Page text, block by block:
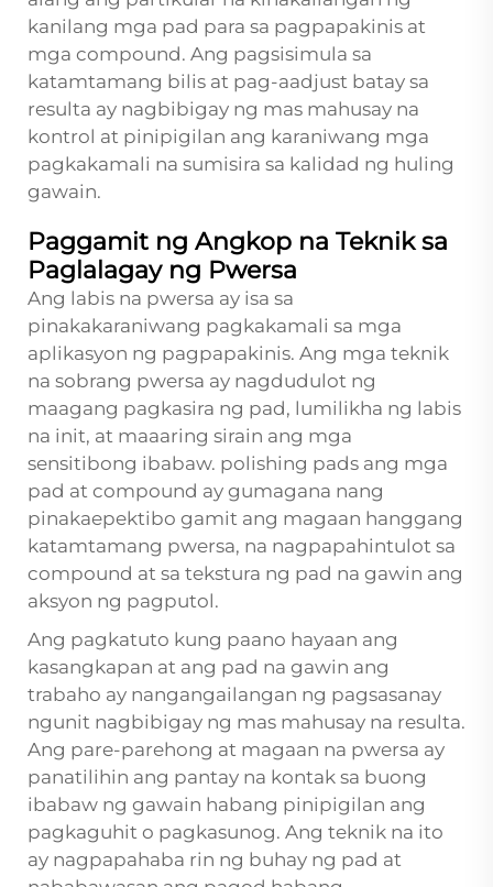
kanilang mga pad para sa pagpapakinis at
mga compound. Ang pagsisimula sa
katamtamang bilis at pag-aadjust batay sa
resulta ay nagbibigay ng mas mahusay na
kontrol at pinipigilan ang karaniwang mga
pagkakamali na sumisira sa kalidad ng huling
gawain.
Paggamit ng Angkop na Teknik sa
Paglalagay ng Pwersa
Ang labis na pwersa ay isa sa
pinakakaraniwang pagkakamali sa mga
aplikasyon ng pagpapakinis. Ang mga teknik
na sobrang pwersa ay nagdudulot ng
maagang pagkasira ng pad, lumilikha ng labis
na init, at maaaring sirain ang mga
sensitibong ibabaw. polishing pads ang mga
pad at compound ay gumagana nang
pinakaepektibo gamit ang magaan hanggang
katamtamang pwersa, na nagpapahintulot sa
compound at sa tekstura ng pad na gawin ang
aksyon ng pagputol.
Ang pagkatuto kung paano hayaan ang
kasangkapan at ang pad na gawin ang
trabaho ay nangangailangan ng pagsasanay
ngunit nagbibigay ng mas mahusay na resulta.
Ang pare-parehong at magaan na pwersa ay
panatilihin ang pantay na kontak sa buong
ibabaw ng gawain habang pinipigilan ang
pagkaguhit o pagkasunog. Ang teknik na ito
ay nagpapahaba rin ng buhay ng pad at